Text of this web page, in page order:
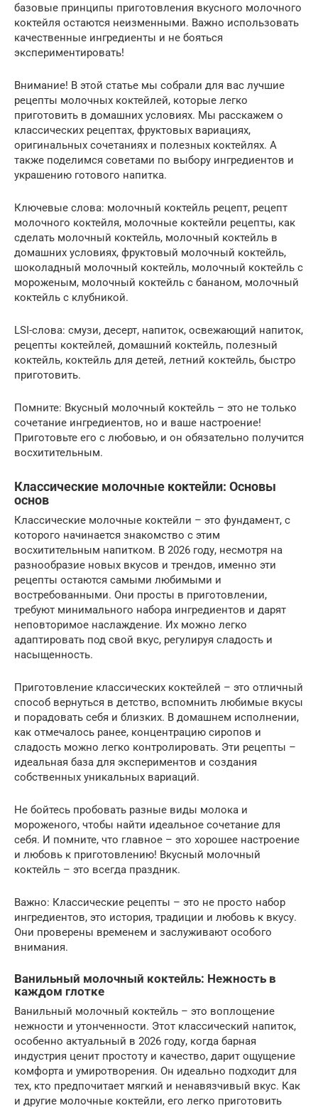
базовые принципы приготовления вкусного молочного
коктейля остаются неизменными. Важно использовать
качественные ингредиенты и не бояться
экспериментировать!
Внимание! В этой статье мы собрали для вас лучшие
рецепты молочных коктейлей, которые легко
приготовить в домашних условиях. Мы расскажем о
классических рецептах, фруктовых вариациях,
оригинальных сочетаниях и полезных коктейлях. А
также поделимся советами по выбору ингредиентов и
украшению готового напитка.
Ключевые слова: молочный коктейль рецепт, рецепт
молочного коктейля, молочные коктейли рецепты, как
сделать молочный коктейль, молочный коктейль в
домашних условиях, фруктовый молочный коктейль,
шоколадный молочный коктейль, молочный коктейль с
мороженым, молочный коктейль с бананом, молочный
коктейль с клубникой.
LSI-слова: смузи, десерт, напиток, освежающий напиток,
рецепты коктейлей, домашний коктейль, полезный
коктейль, коктейль для детей, летний коктейль, быстро
приготовить.
Помните: Вкусный молочный коктейль – это не только
сочетание ингредиентов, но и ваше настроение!
Приготовьте его с любовью, и он обязательно получится
восхитительным.
Классические молочные коктейли: Основы
основ
Классические молочные коктейли – это фундамент, с
которого начинается знакомство с этим
восхитительным напитком. В 2026 году, несмотря на
разнообразие новых вкусов и трендов, именно эти
рецепты остаются самыми любимыми и
востребованными. Они просты в приготовлении,
требуют минимального набора ингредиентов и дарят
неповторимое наслаждение. Их можно легко
адаптировать под свой вкус, регулируя сладость и
насыщенность.
Приготовление классических коктейлей – это отличный
способ вернуться в детство, вспомнить любимые вкусы
и порадовать себя и близких. В домашнем исполнении,
как отмечалось ранее, концентрацию сиропов и
сладость можно легко контролировать. Эти рецепты –
идеальная база для экспериментов и создания
собственных уникальных вариаций.
Не бойтесь пробовать разные виды молока и
мороженого, чтобы найти идеальное сочетание для
себя. И помните, что главное – это хорошее настроение
и любовь к приготовлению! Вкусный молочный
коктейль – это всегда праздник.
Важно: Классические рецепты – это не просто набор
ингредиентов, это история, традиции и любовь к вкусу.
Они проверены временем и заслуживают особого
внимания.
Ванильный молочный коктейль: Нежность в
каждом глотке
Ванильный молочный коктейль – это воплощение
нежности и утонченности. Этот классический напиток,
особенно актуальный в 2026 году, когда барная
индустрия ценит простоту и качество, дарит ощущение
комфорта и умиротворения. Он идеально подходит для
тех, кто предпочитает мягкий и ненавязчивый вкус. Как
и другие молочные коктейли, его легко приготовить